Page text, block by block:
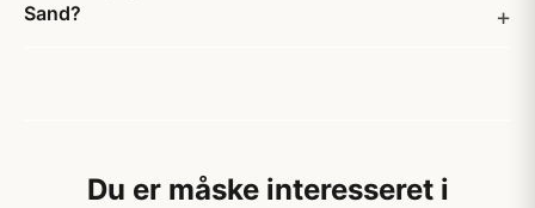
Sand?
Du er måske interesseret i